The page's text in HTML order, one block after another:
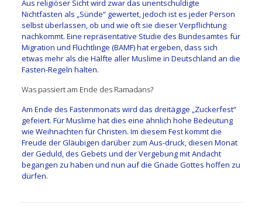
Aus religiöser Sicht wird zwar das unentschuldigte
Nichtfasten als „Sünde“ gewertet, jedoch ist es jeder Person
selbst überlassen, ob und wie oft sie dieser Verpflichtung
nachkommt. Eine repräsentative Studie des Bundesamtes für
Migration und Flüchtlinge (BAMF) hat ergeben, dass sich
etwas mehr als die Hälfte aller Muslime in Deutschland an die
Fasten-Regeln halten.
Was passiert am Ende des Ramadans?
Am Ende des Fastenmonats wird das dreitägige „Zuckerfest“
gefeiert. Für Muslime hat dies eine ähnlich hohe Bedeutung
wie Weihnachten für Christen. Im diesem Fest kommt die
Freude der Gläubigen darüber zum Aus-druck, diesen Monat
der Geduld, des Gebets und der Vergebung mit Andacht
begangen zu haben und nun auf die Gnade Gottes hoffen zu
dürfen.